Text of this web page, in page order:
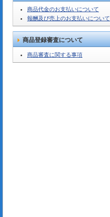
商品代金のお支払いについて
報酬及び売上のお支払いについて
商品登録審査について
商品審査に関する事項